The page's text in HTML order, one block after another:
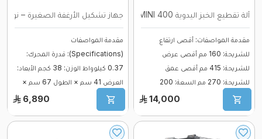
آلة تقطيع الخبز اليدوية MINI 400 ...
مقدمة المواصفات: أقصى ارتفاع
للشريحة: 160 مم أقصى عرض
للشريحة: 415 مم أقصى عمق
للشريحة: 270 مم السعة: 200
قطعة/ساعة ال ...
14,000
جهاز تشكيل الأرغفة الصغيرة – نوع
مقدمة المواصفات
(Specifications): قدرة المحرك:
0.37 كيلوواط الوزن: 38 كجم الأبعاد:
العرض 41 سم × الطول 67 سم ×
الارتفا ...
6,890